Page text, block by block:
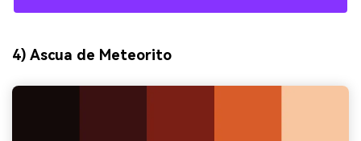
4) Ascua de Meteorito